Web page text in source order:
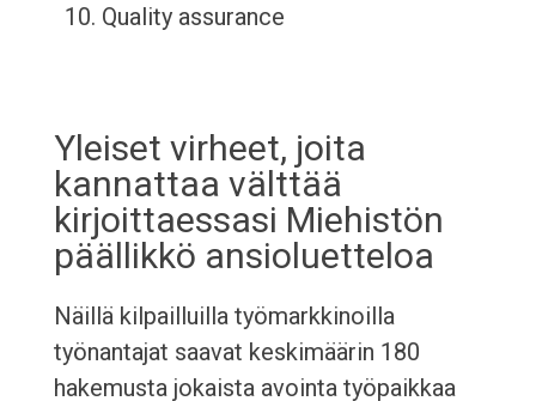
Quality assurance
Yleiset virheet, joita
kannattaa välttää
kirjoittaessasi Miehistön
päällikkö ansioluetteloa
Näillä kilpailluilla työmarkkinoilla
työnantajat saavat keskimäärin 180
hakemusta jokaista avointa työpaikkaa